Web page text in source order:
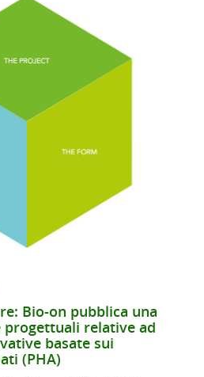
Bio-on pubblica una
relative ad
basate sui
(PHA)